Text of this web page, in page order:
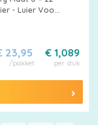
- Luier Voor
€ 1,089
per stuk
23,95
/pakket